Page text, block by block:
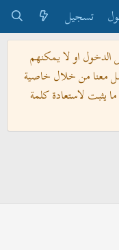
تسجيل
الدخول او لا يمكنهم
معنا من خلال خاصية
يثبت لاستعادة كلمة